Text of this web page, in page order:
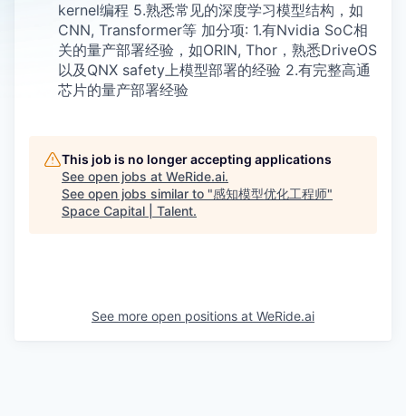
kernel编程 5.熟悉常见的深度学习模型结构，如
CNN, Transformer等 加分项: 1.有Nvidia SoC相
关的量产部署经验，如ORIN, Thor，熟悉DriveOS
以及QNX safety上模型部署的经验 2.有完整高通
芯片的量产部署经验
This job is no longer accepting applications
See open jobs at WeRide.ai.
See open jobs similar to "感知模型优化工程师"
Space Capital | Talent.
See more open positions at WeRide.ai